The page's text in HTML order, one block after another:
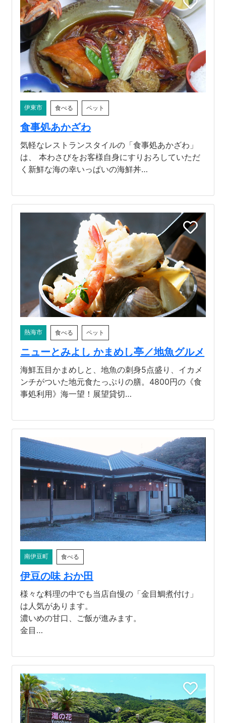
伊東市 食べる ペット
食事処あかざわ
気軽なレストランスタイルの「食事処あかざわ」
は、 本わさびをお客様自身にすりおろしていただ
く新鮮な海の幸いっぱいの海鮮丼…
熱海市 食べる ペット
ニューとみよし かまめし亭／地魚グルメ
海鮮五目かまめしと、地魚の刺身5点盛り、イカメ
ンチがついた地元食たっぷりの膳。4800円の《食
事処利用》海一望！展望貸切…
南伊豆町 食べる
伊豆の味 おか田
様々な料理の中でも当店自慢の「金目鯛煮付け」
は人気があります。
濃いめの甘口、ご飯が進みます。
金目…